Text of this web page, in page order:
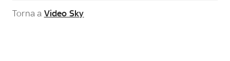
Torna a Video Sky